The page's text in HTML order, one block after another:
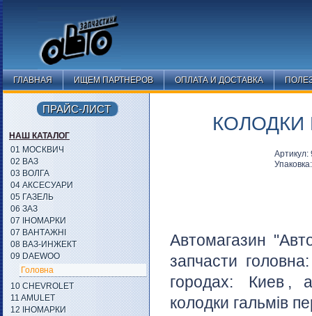
ГЛАВНАЯ ИЩЕМ ПАРТНЕРОВ ОПЛАТА И ДОСТАВКА
КОЛОДКИ
Автомагазин
запчасти
городах:
Киев , а
колодки гальмів
ПРАЙС-ЛИСТ
НАШ КАТАЛОГ
01 МОСКВИЧ
02 ВАЗ
03 ВОЛГА
04 АКСЕСУАРИ
05 ГАЗЕЛЬ
06 ЗАЗ
07 ІНОМАРКИ
07 ВАНТАЖНІ
08 ВАЗ-ИНЖЕКТ
09 DAEWOO
Головна
10 CHEVROLET
11 AMULET
12 ІНОМАРКИ